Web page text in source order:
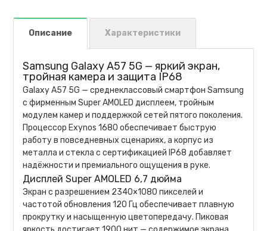
Описание Характеристики
Samsung Galaxy A57 5G — яркий экран,
тройная камера и защита IP68
Galaxy A57 5G — среднеклассовый смартфон Samsung
с фирменным Super AMOLED дисплеем, тройным
модулем камер и поддержкой сетей пятого поколения.
Процессор Exynos 1680 обеспечивает быструю
работу в повседневных сценариях, а корпус из
металла и стекла с сертификацией IP68 добавляет
надёжности и премиального ощущения в руке.
Дисплей Super AMOLED 6,7 дюйма
Экран с разрешением 2340×1080 пикселей и
частотой обновления 120 Гц обеспечивает плавную
прокрутку и насыщенную цветопередачу. Пиковая